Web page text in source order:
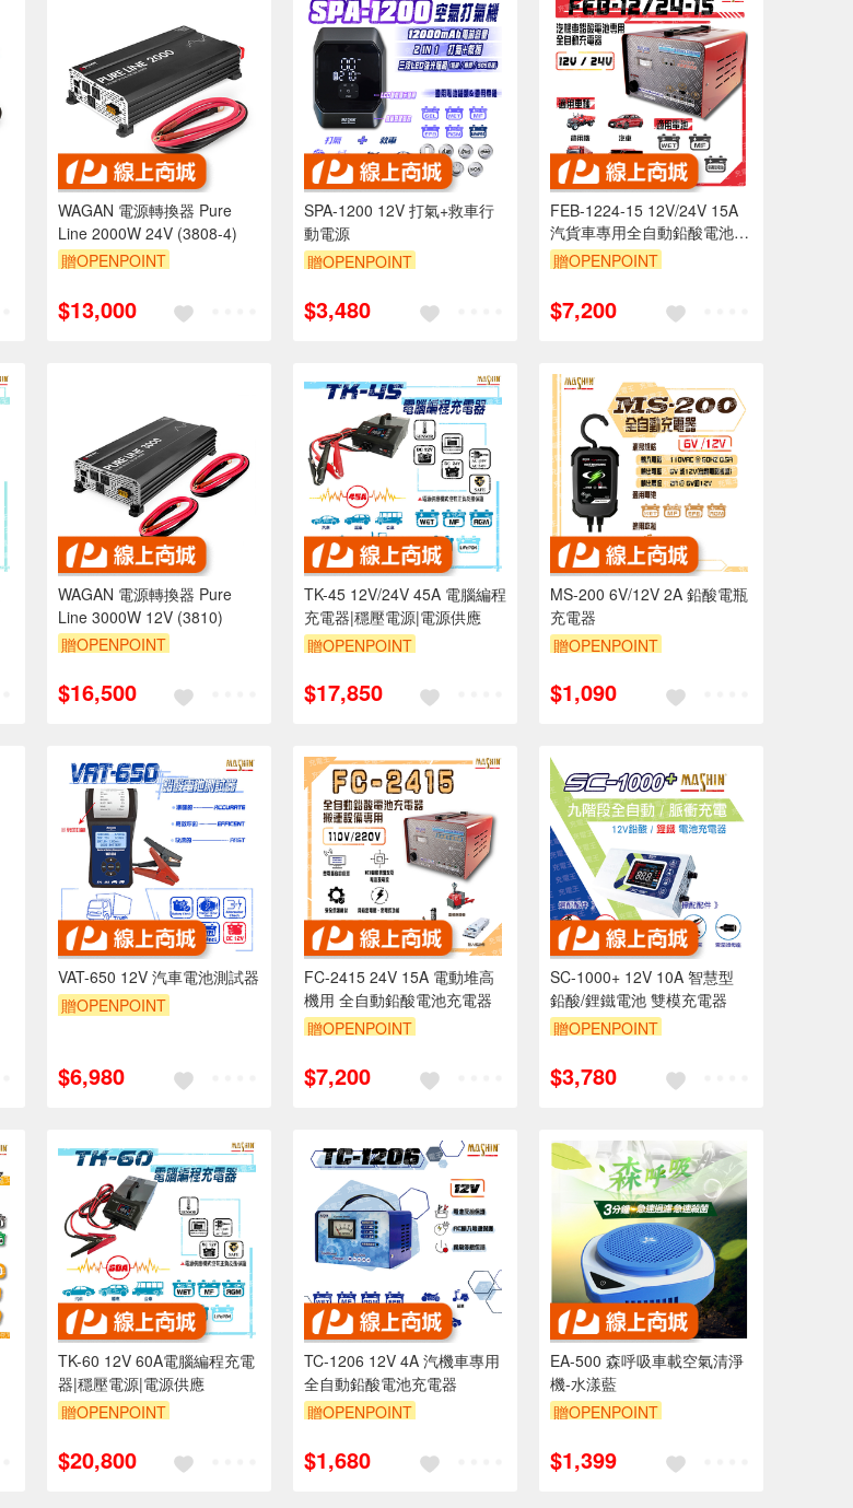
WAGAN 電源轉換器 Pure
Line 2000W 24V (3808-4)
贈OPENPOINT
$13,000
SPA-1200 12V 打氣+救車行
動電源
贈OPENPOINT
$3,480
FEB-1224-15 12V/24V 15A
汽貨車專用全自動鉛酸電池充
電器
贈OPENPOINT
$7,200
WAGAN 電源轉換器 Pure
Line 3000W 12V (3810)
贈OPENPOINT
$16,500
TK-45 12V/24V 45A 電腦編程
充電器|穩壓電源|電源供應
贈OPENPOINT
$17,850
MS-200 6V/12V 2A 鉛酸電瓶
充電器
贈OPENPOINT
$1,090
VAT-650 12V 汽車電池測試器
贈OPENPOINT
$6,980
FC-2415 24V 15A 電動堆高
機用 全自動鉛酸電池充電器
贈OPENPOINT
$7,200
SC-1000+ 12V 10A 智慧型
鉛酸/鋰鐵電池 雙模充電器
贈OPENPOINT
$3,780
TK-60 12V 60A電腦編程充電
器|穩壓電源|電源供應
贈OPENPOINT
$20,800
TC-1206 12V 4A 汽機車專用
全自動鉛酸電池充電器
贈OPENPOINT
$1,680
EA-500 森呼吸車載空氣清淨
機-水漾藍
贈OPENPOINT
$1,399